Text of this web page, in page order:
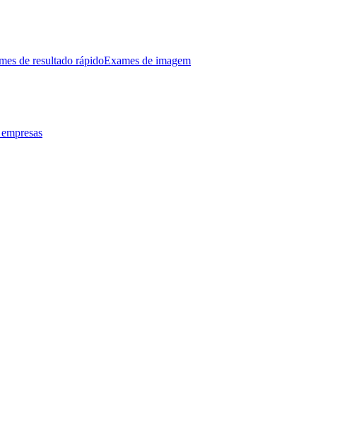
de resultado rápidoExames de imagem